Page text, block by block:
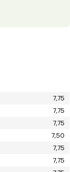
7,75
7,75
7,75
7,50
7,75
7,75